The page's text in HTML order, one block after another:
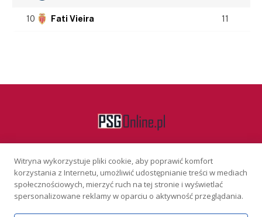
10 Fati Vieira 11
Facebook
KONTAKT REKLAMA POLITYKA PRYWATNOŚCI
Witryna wykorzystuje pliki cookie, aby poprawić komfort
korzystania z Internetu, umożliwić udostępnianie treści w mediach
społecznościowych, mierzyć ruch na tej stronie i wyświetlać
spersonalizowane reklamy w oparciu o aktywność przeglądania.